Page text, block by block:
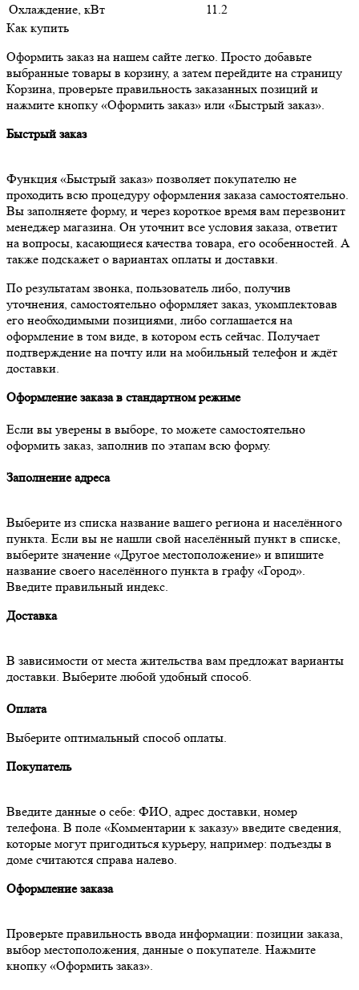
Охлаждение, кВт
11.2
Как купить
Оформить заказ на нашем сайте легко. Просто добавьте
выбранные товары в корзину, а затем перейдите на страницу
Корзина, проверьте правильность заказанных позиций и
нажмите кнопку «Оформить заказ» или «Быстрый заказ».
Быстрый заказ
Функция «Быстрый заказ» позволяет покупателю не
проходить всю процедуру оформления заказа самостоятельно.
Вы заполняете форму, и через короткое время вам перезвонит
менеджер магазина. Он уточнит все условия заказа, ответит
на вопросы, касающиеся качества товара, его особенностей. А
также подскажет о вариантах оплаты и доставки.
По результатам звонка, пользователь либо, получив
уточнения, самостоятельно оформляет заказ, укомплектовав
его необходимыми позициями, либо соглашается на
оформление в том виде, в котором есть сейчас. Получает
подтверждение на почту или на мобильный телефон и ждёт
доставки.
Оформление заказа в стандартном режиме
Если вы уверены в выборе, то можете самостоятельно
оформить заказ, заполнив по этапам всю форму.
Заполнение адреса
Выберите из списка название вашего региона и населённого
пункта. Если вы не нашли свой населённый пункт в списке,
выберите значение «Другое местоположение» и впишите
название своего населённого пункта в графу «Город».
Введите правильный индекс.
Доставка
В зависимости от места жительства вам предложат варианты
доставки. Выберите любой удобный способ.
Оплата
Выберите оптимальный способ оплаты.
Покупатель
Введите данные о себе: ФИО, адрес доставки, номер
телефона. В поле «Комментарии к заказу» введите сведения,
которые могут пригодиться курьеру, например: подъезды в
доме считаются справа налево.
Оформление заказа
Проверьте правильность ввода информации: позиции заказа,
выбор местоположения, данные о покупателе. Нажмите
кнопку «Оформить заказ».